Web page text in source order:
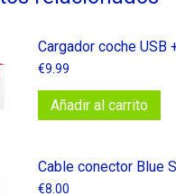
Cargador coche USB
€9.99
Añadir al carrito
Cable conector Blue
€8.00